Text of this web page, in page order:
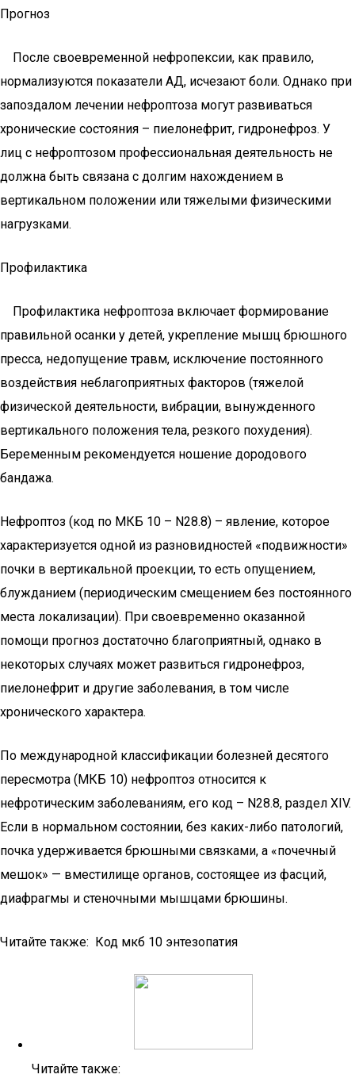
Прогноз
После своевременной нефропексии, как правило,
нормализуются показатели АД, исчезают боли. Однако при
запоздалом лечении нефроптоза могут развиваться
хронические состояния – пиелонефрит, гидронефроз. У
лиц с нефроптозом профессиональная деятельность не
должна быть связана с долгим нахождением в
вертикальном положении или тяжелыми физическими
нагрузками.
Профилактика
Профилактика нефроптоза включает формирование
правильной осанки у детей, укрепление мышц брюшного
пресса, недопущение травм, исключение постоянного
воздействия неблагоприятных факторов (тяжелой
физической деятельности, вибрации, вынужденного
вертикального положения тела, резкого похудения).
Беременным рекомендуется ношение дородового
бандажа.
Нефроптоз (код по МКБ 10 – N28.8) – явление, которое
характеризуется одной из разновидностей «подвижности»
почки в вертикальной проекции, то есть опущением,
блужданием (периодическим смещением без постоянного
места локализации). При своевременно оказанной
помощи прогноз достаточно благоприятный, однако в
некоторых случаях может развиться гидронефроз,
пиелонефрит и другие заболевания, в том числе
хронического характера.
По международной классификации болезней десятого
пересмотра (МКБ 10) нефроптоз относится к
нефротическим заболеваниям, его код – N28.8, раздел XIV.
Если в нормальном состоянии, без каких-либо патологий,
почка удерживается брюшными связками, а «почечный
мешок» — вместилище органов, состоящее из фасций,
диафрагмы и стеночными мышцами брюшины.
Читайте также: Код мкб 10 энтезопатия
Читайте также: